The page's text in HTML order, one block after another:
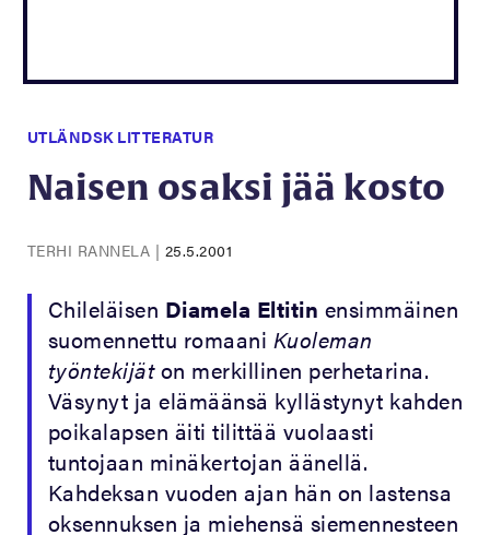
UTLÄNDSK LITTERATUR
Naisen osaksi jää kosto
TERHI RANNELA | 25.5.2001
Chileläisen Diamela Eltitin ensimmäinen
suomennettu romaani Kuoleman
työntekijäton merkillinen perhetarina.
Väsynyt ja elämäänsä kyllästynyt kahden
poikalapsen äiti tilittää vuolaasti
tuntojaan minäkertojan äänellä.
Kahdeksan vuoden ajan hän on lastensa
oksennuksen ja miehensä siemennesteen